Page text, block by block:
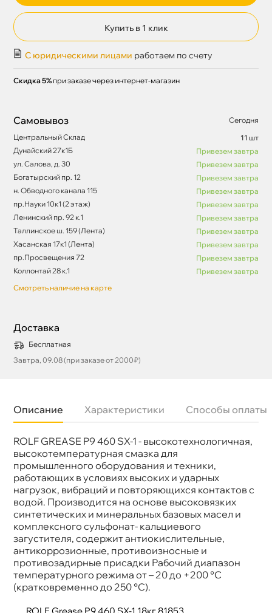
Купить в 1 клик
С юридическими лицами работаем по счету
Скидка 5% при заказе через интернет-магазин
Самовывоз
Сегодня
Центральный Склад
11 шт
Дунайский 27к1Б
Привезем завтра
ул. Салова, д. 30
Привезем завтра
Богатырский пр. 12
Привезем завтра
н. Обводного канала 115
Привезем завтра
пр.Науки 10к1 (2 этаж)
Привезем завтра
Ленинский пр. 92 к.1
Привезем завтра
Таллинское ш. 159 (Лента)
Привезем завтра
Хасанская 17к1 (Лента)
Привезем завтра
пр.Просвещения 72
Привезем завтра
Коллонтай 28 к.1
Привезем завтра
Смотреть наличие на карте
Доставка
Бесплатная
Завтра, 09.08 (при заказе от 2000₽)
Описание Характеристики Способы оплаты
ROLF GREASE P9 460 SX-1 - высокотехнологичная,
ысокотемпературная смазка для
промышленного оборудования и техники,
работающих в условиях высоких и ударных
нагрузок, вибраций и повторяющихся контактов с
одой. Производится на основе высоковязких
синтетических и минеральных базовых масел и
комплексного сульфонат- кальциевого
загустителя, содержит антиокислительные,
антикоррозионные, противоизносные и
противозадирные присадки Рабочий диапазон
температурного режима от – 20 до +200 °С
(кратковременно до 250 °С).
Бренд
Rolf
Артикул
81853
ROLF Grease P9 460 SX-1 18кг 81853